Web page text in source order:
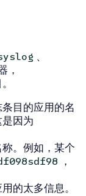
、
，
目的应用的名
因为
。例如，某个
，
的太多信息。